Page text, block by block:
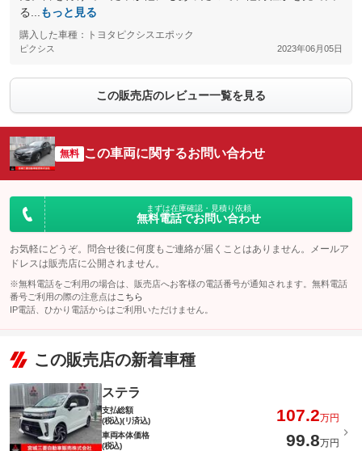
る...
もっと見る
購入した車種：トヨタピクシスエポック
ピクシス 2023年06月05日
この販売店のレビュー一覧を見る
無料 この車両に関するお問い合わせ
まずは在庫確認・見積り依頼
無料電話でお問い合わせ
お気軽にどうぞ。問合せ後に何度もご連絡が届くことはありません。メールア
ドレスは販売店に公開されません。
※無料電話をご利用の場合は、販売店へお客様の電話番号が通知されます。無料電話
番号ご利用の際の注意点は こちら
IP電話、ひかり電話からはご利用いただけません。
この販売店の新着車種
ステラ
支払総額
(税込)(リ済込)
107.2万円
車両本体価格
(税込)
99.8万円